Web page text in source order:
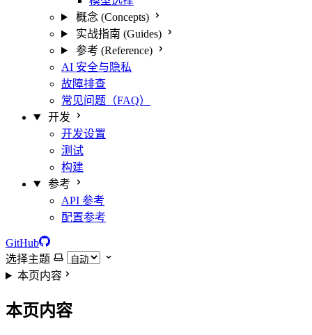
概念 (Concepts)
实战指南 (Guides)
参考 (Reference)
AI 安全与隐私
故障排查
常见问题（FAQ）
开发
开发设置
测试
构建
参考
API 参考
配置参考
GitHub
选择主题
本页内容
本页内容